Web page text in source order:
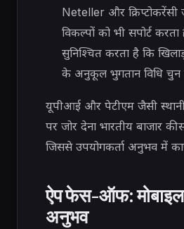
Neteller और क्रिप्टोकरेंसी
विकल्पों को भी सपोर्ट
सुनिश्चित करता है कि
के अनुकूल भुगतान विधि चुन
यूपीआई और पेटीएम जैसी
पर जोर देना भारतीय बाजार की
जिससे उपयोगकर्ता अनुभव में
ऐप फेस-ऑफ: मोबाइल
अनुभव